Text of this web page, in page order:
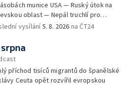
munice USA — Ruský útok na
oblast — Nepál truchlí pro
— Ruský útok na Kyjevskou oblast
vysílání5. 8. 2026 na ČT24
příchod tisíců migrantů do španělské
Ceuta opět rozvířil evropskou